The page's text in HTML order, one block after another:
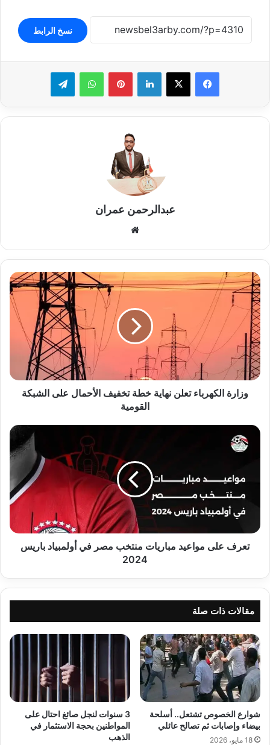
نسخ الرابط
لينكدإن بينتيريستواتساب تيلقرام
عبدالرحمن عمران
وزارة
الكهرباء
تعلن
نهاية
خطة
تخفيف
الأحمال
على
الشبكة
القومية
وزارة الكهرباء تعلن نهاية خطة تخفيف الأحمال على الشبكة
القومية
تعرف
على
مواعيد
منتخب
أولمبياد
باريس
2024تعرف على مواعيد مباريات منتخب مصر في أولمبياد باريس
2024
مقالات ذات صلة
شوارع الخصوص تشتعل.. أسلحة
بيضاء وإصابات ثم تصالح عائلي
18 مايو، 2026
3 سنوات لنجل صائغ احتال على
المواطنين بحجة الاستثمار في
الذهب